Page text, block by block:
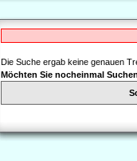
Die Suche ergab keine genauen
Möchten Sie nocheinmal